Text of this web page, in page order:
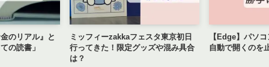
のリアル』と
の読書」
ミッフィーzakkaフェスタ東京初日
行ってきた！限定グッズや混み具合
は？
【Edge】パソ
自動で開くのを